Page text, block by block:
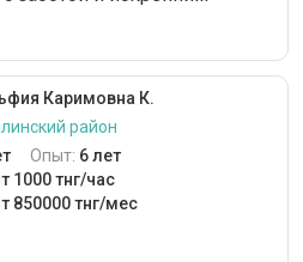
Каримовна К.
район
Опыт: 6 лет
1000 тнг/час
850000 тнг/мес